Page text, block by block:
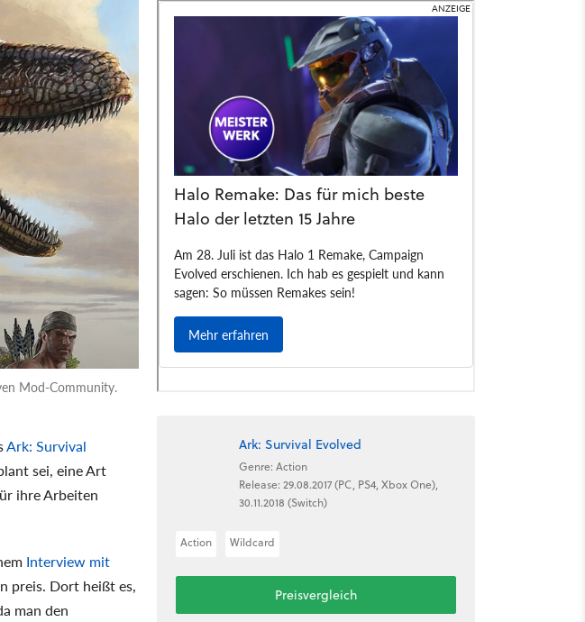
Mod-Community.
Ark: Survival
sei, eine Art
ihre Arbeiten
Interview mit
preis. Dort heißt es,
man den
Ark: Survival Evolved
Genre: Action
Release: 29.08.2017 (PC, PS4, Xbox One),
30.11.2018 (Switch)
Action Wildcard
Preisvergleich